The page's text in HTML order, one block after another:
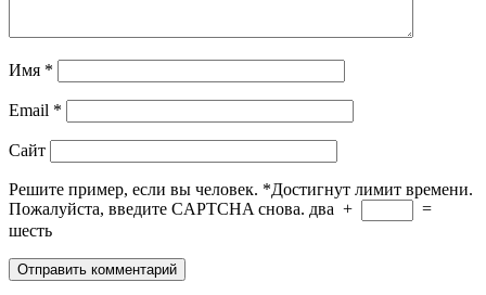
Имя *
Email *
Сайт
Решите пример, если вы человек. *Достигнут лимит времени.
Пожалуйста, введите CAPTCHA снова. два +
=
шесть